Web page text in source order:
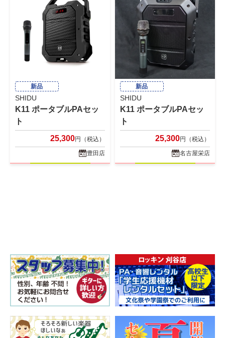
新品
SHIDU
K11 ポータブルPAセッ
ト
25,300円（税込）
豊田店
新品
SHIDU
K11 ポータブルPAセッ
ト
25,300円（税込）
名古屋栄店